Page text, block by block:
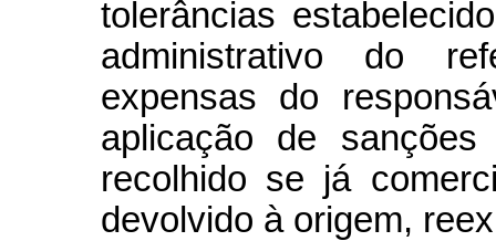
tolerâncias
administrativo do
expensas do
aplicação de
recolhido se já
devolvido à origem,